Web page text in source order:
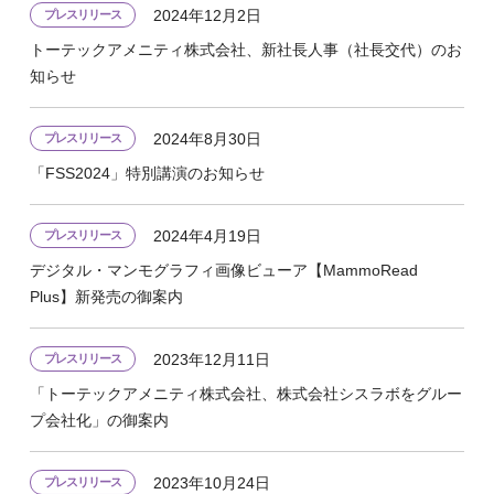
プレスリリース
2024年12月2日
トーテックアメニティ株式会社、新社長人事（社長交代）のお
知らせ
プレスリリース
2024年8月30日
「FSS2024」特別講演のお知らせ
プレスリリース
2024年4月19日
デジタル・マンモグラフィ画像ビューア【MammoRead
Plus】新発売の御案内
プレスリリース
2023年12月11日
「トーテックアメニティ株式会社、株式会社シスラボをグルー
プ会社化」の御案内
プレスリリース
2023年10月24日